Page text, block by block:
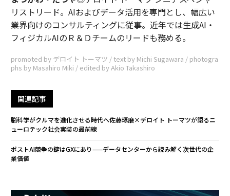
リストリード。AIおよびデータ活用を専門とし、幅広い
業界向けのコンサルティングに従事。近年では生成AI・
フィジカルAIのＲ＆Ｄチームのリードも務める。
promoted by デロイト トーマツ / text by Michi Sugawara / photogra
phs by Masahiro Miki / edited by Akio Takashiro
関連記事
脳科学がクルマを進化させる時代へ――佐藤琢磨×デロイト トーマツが語るニ
ューロテック社会実装の最前線
ポストAI競争の鍵はGXにあり——データセンターから読み解く次世代の企
業価値